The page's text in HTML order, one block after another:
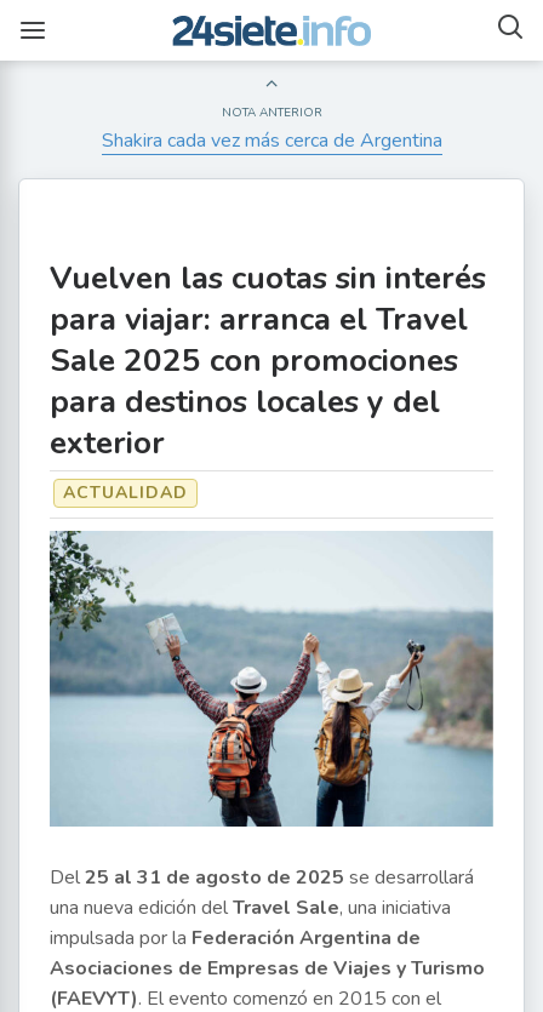
NOTA ANTERIOR
Shakira cada vez más cerca de Argentina
Vuelven las cuotas sin interés
para viajar: arranca el Travel
Sale 2025 con promociones
para destinos locales y del
exterior
ACTUALIDAD
Del25 al 31 de agosto de 2025 se desarrollará
una nueva edición delTravel Sale, una iniciativa
impulsada por la Federación Argentina de
Asociaciones de Empresas de Viajes y Turismo
(FAEVYT). El evento comenzó en 2015 con el